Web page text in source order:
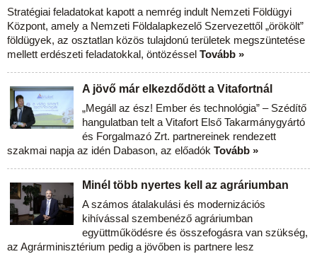
Stratégiai feladatokat kapott a nemrég indult Nemzeti Földügyi
Központ, amely a Nemzeti Földalapkezelő Szervezettől „örökölt”
földügyek, az osztatlan közös tulajdonú területek megszüntetése
mellett erdészeti feladatokkal, öntözéssel Tovább »
A jövő már elkezdődött a Vitafortnál
„Megáll az ész! Ember és technológia” – Szédítő
hangulatban telt a Vitafort Első Takarmánygyártó
és Forgalmazó Zrt. partnereinek rendezett
szakmai napja az idén Dabason, az előadók Tovább »
Minél több nyertes kell az agráriumban
A számos átalakulási és modernizációs
kihívással szembenéző agráriumban
együttműködésre és összefogásra van szükség,
az Agrárminisztérium pedig a jövőben is partnere lesz